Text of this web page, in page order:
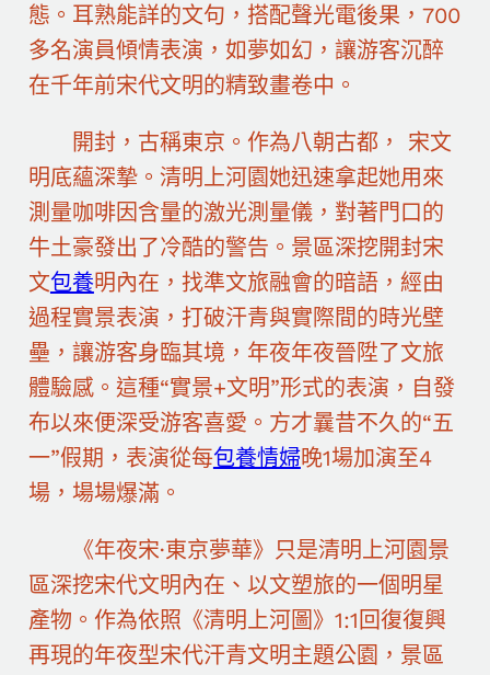
態。耳熟能詳的文句，搭配聲光電後果，700
多名演員傾情表演，如夢如幻，讓游客沉醉
在千年前宋代文明的精致畫卷中。
開封，古稱東京。作為八朝古都， 宋文
明底蘊深摯。清明上河園她迅速拿起她用來
測量咖啡因含量的激光測量儀，對著門口的
牛土豪發出了冷酷的警告。景區深挖開封宋
文包養明內在，找準文旅融會的暗語，經由
過程實景表演，打破汗青與實際間的時光壁
壘，讓游客身臨其境，年夜年夜晉陞了文旅
體驗感。這種“實景+文明”形式的表演，自發
布以來便深受游客喜愛。方才曩昔不久的“五
一”假期，表演從每包養情婦晚1場加演至4
場，場場爆滿。
《年夜宋·東京夢華》只是清明上河園景
區深挖宋代文明內在、以文塑旅的一個明星
產物。作為依照《清明上河圖》1:1回復復興
再現的年夜型宋代汗青文明主題公園，景區